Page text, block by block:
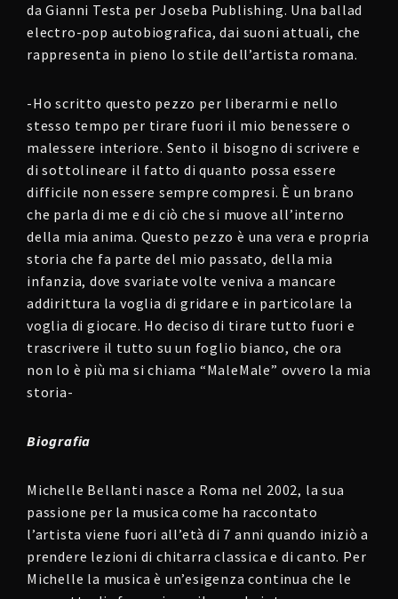
da Gianni Testa per Joseba Publishing. Una ballad
electro-pop autobiografica, dai suoni attuali, che
rappresenta in pieno lo stile dell’artista romana.
-Ho scritto questo pezzo per liberarmi e nello
stesso tempo per tirare fuori il mio benessere o
malessere interiore. Sento il bisogno di scrivere e
di sottolineare il fatto di quanto possa essere
difficile non essere sempre compresi. È un brano
che parla di me e di ciò che si muove all’interno
della mia anima. Questo pezzo è una vera e propria
storia che fa parte del mio passato, della mia
infanzia, dove svariate volte veniva a mancare
addirittura la voglia di gridare e in particolare la
voglia di giocare. Ho deciso di tirare tutto fuori e
trascrivere il tutto su un foglio bianco, che ora
non lo è più ma si chiama “MaleMale” ovvero la mia
storia-
Biografia
Michelle Bellanti nasce a Roma nel 2002, la sua
passione per la musica come ha raccontato
l’artista viene fuori all’età di 7 anni quando iniziò a
prendere lezioni di chitarra classica e di canto. Per
Michelle la musica è un’esigenza continua che le